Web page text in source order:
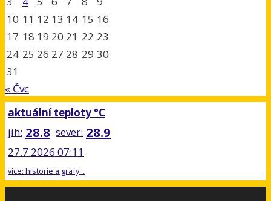
10 11 12 13 14 15 16
17 18 19 20 21 22 23
24 25 26 27 28 29 30
31
« Čvc
aktuální teploty °C
jih: 28.8 sever: 28.9
27.7.2026 07:11
více: historie a grafy...